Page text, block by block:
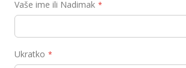
Vaše ime ili Nadimak
Ukratko